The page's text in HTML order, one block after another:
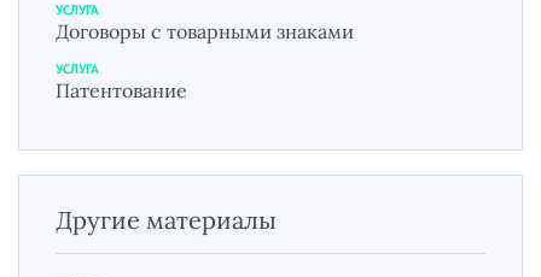
УСЛУГА
Договоры с товарными знаками
УСЛУГА
Патентование
Другие материалы